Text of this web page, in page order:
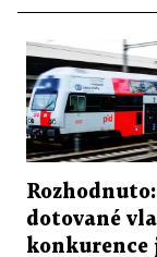
dotované
konkurence